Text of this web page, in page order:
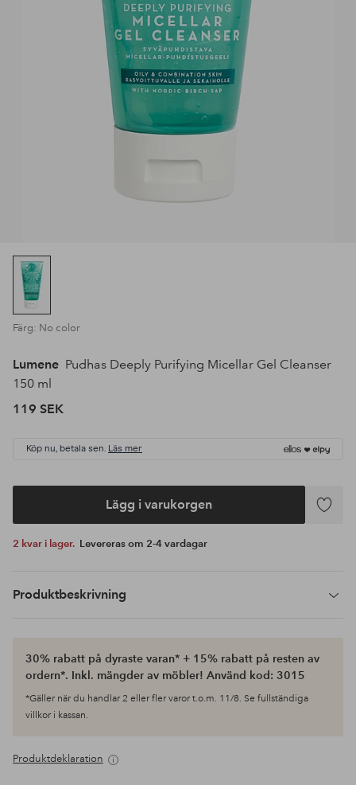
Färg: No color
Lumene Pudhas Deeply Purifying Micellar Gel Cleanser
150 ml
119 SEK
Köp nu, betala sen. Läs mer
Lägg i varukorgen
Lägg
2 kvar i lager. Levereras om 2-4 vardagar
Produktbeskrivning
30% rabatt på dyraste varan* + 15% rabatt på resten av
ordern*. Inkl. mängder av möbler! Använd kod: 3015
*Gäller när du handlar 2 eller fler varor t.o.m. 11/8. Se fullständiga
villkor i kassan.
Produktdeklaration